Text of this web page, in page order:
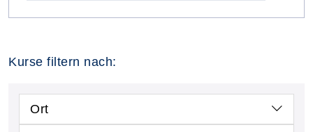
Kurse filtern nach:
Ort